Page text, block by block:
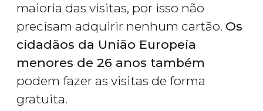
maioria das visitas, por isso não
precisam adquirir nenhum cartão. Os
cidadãos da União Europeia
menores de 26 anos também
podem fazer as visitas de forma
gratuita.